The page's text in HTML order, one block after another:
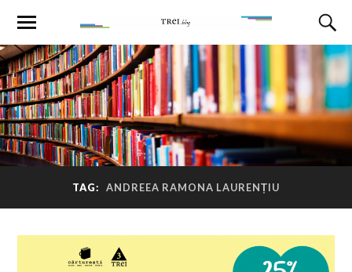
TAG: ANDREEA RAMONA LAURENȚIU